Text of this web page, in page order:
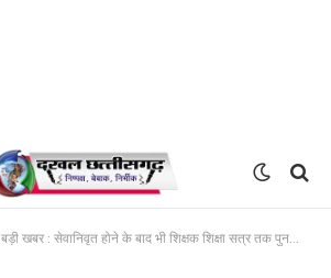
बड़ी खबर : सेवानिवृत होने के बाद भी शिक्षक शिक्षा सत्र तक पुनर्नियुक्ति पर काम कर सकेंगे,शिक्षको की कमी के चलते शासन ने लिया बड़ा फैसला